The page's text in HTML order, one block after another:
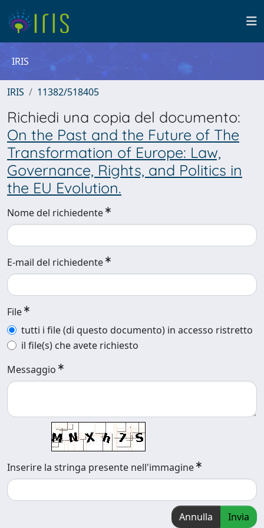
IRIS
IRIS 11382/518405
Richiedi una copia del documento:
On the Past and the Future of The
Transformation of Europe: Law,
Governance, Rights, and Politics in
the EU Evolution.
Nome del richiedente
E-mail del richiedente
File
tutti i file (di questo documento) in accesso ristretto
il file(s) che avete richiesto
Messaggio
Inserire la stringa presente nell'immagine
Annulla Invia